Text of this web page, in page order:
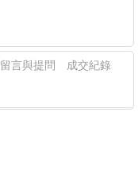
留言與提問 成交紀錄